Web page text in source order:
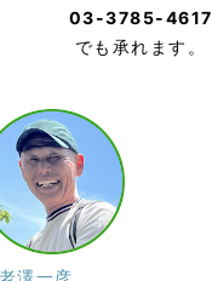
03-3785-4617
でも承れます。
澤一彦